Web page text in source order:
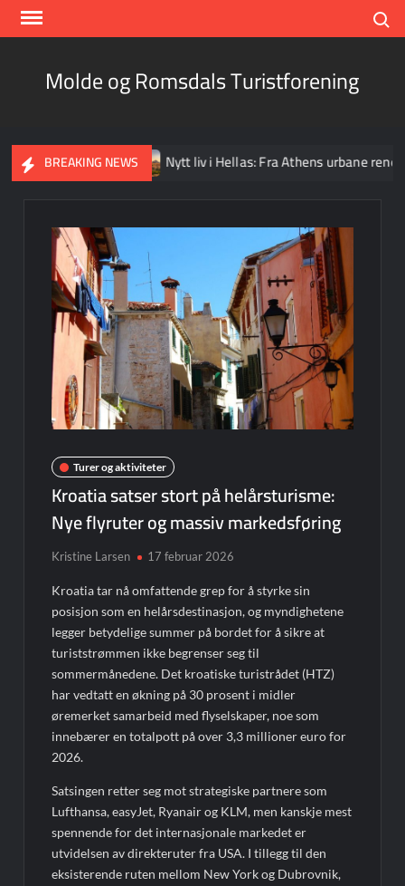
Skip
Molde og Romsdals Turistforening
BREAKING NEWS
bakgård Nytt liv i Hellas: Fra Athens urbane
Turer og aktiviteter
Kroatia satser stort på helårsturisme:
Nye flyruter og massiv markedsføring
Kristine Larsen 17 februar 2026
Kroatia tar nå omfattende grep for å styrke sin
posisjon som en helårsdestinasjon, og myndighetene
legger betydelige summer på bordet for å sikre at
turiststrømmen ikke begrenser seg til
sommermånedene. Det kroatiske turistrådet (HTZ)
har vedtatt en økning på 30 prosent i midler
øremerket samarbeid med flyselskaper, noe som
innebærer en totalpott på over 3,3 millioner euro for
2026.
Satsingen retter seg mot strategiske partnere som
Lufthansa, easyJet, Ryanair og KLM, men kanskje mest
spennende for det internasjonale markedet er
utvidelsen av direkteruter fra USA. I tillegg til den
eksisterende ruten mellom New York og Dubrovnik,